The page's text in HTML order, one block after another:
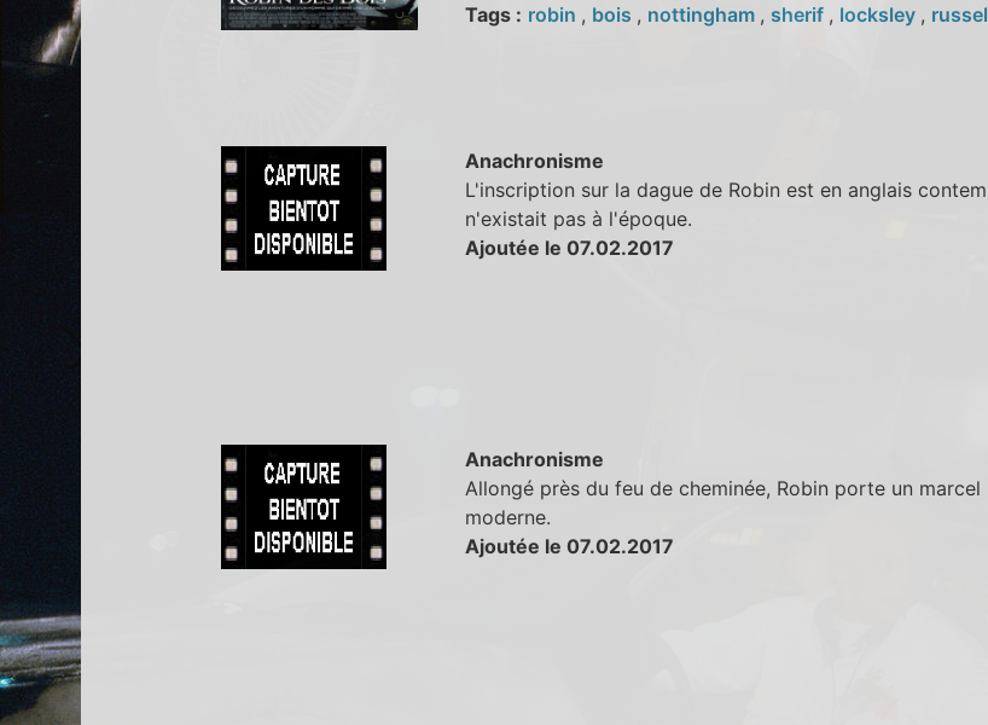
Tags : robin , bois , nottingham , sherif , locksley ,
Anachronisme
L'inscription sur la dague de Robin est en anglais
n'existait pas à l'époque.
Ajoutée le 07.02.2017
Anachronisme
Allongé près du feu de cheminée, Robin porte un
moderne.
Ajoutée le 07.02.2017